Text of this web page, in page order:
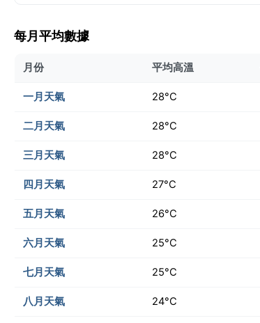
每月平均數據
月份 平均高溫
一月天氣 28°C
二月天氣 28°C
三月天氣 28°C
四月天氣 27°C
五月天氣 26°C
六月天氣 25°C
七月天氣 25°C
八月天氣 24°C